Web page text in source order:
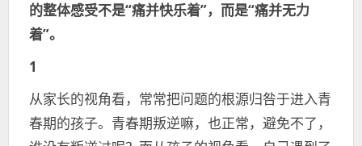
的整体感受不是“痛并快乐着”，而是“痛并无力
着”。
1
从家长的视角看，常常把问题的根源归咎于进入青
春期的孩子。青春期叛逆嘛，也正常，避免不了，